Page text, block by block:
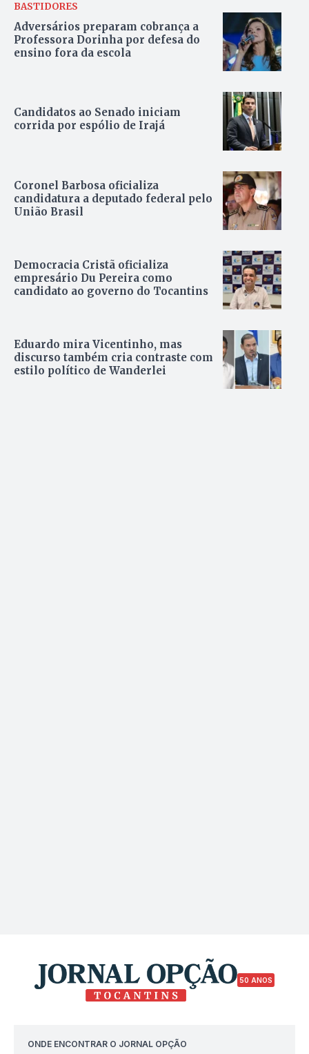
BASTIDORES
Adversários preparam cobrança a
Professora Dorinha por defesa do
ensino fora da escola
Candidatos ao Senado iniciam
corrida por espólio de Irajá
Coronel Barbosa oficializa
candidatura a deputado federal pelo
União Brasil
Democracia Cristã oficializa
empresário Du Pereira como
candidato ao governo do Tocantins
Eduardo mira Vicentinho, mas
discurso também cria contraste com
estilo político de Wanderlei
50 ANOS
ONDE ENCONTRAR O JORNAL OPÇÃO